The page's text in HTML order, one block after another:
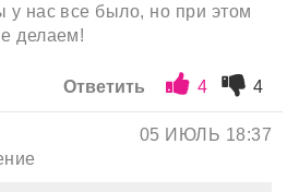
у нас все было, но при этом
делаем!
Ответить 4 4
05 ИЮЛЬ 18:37